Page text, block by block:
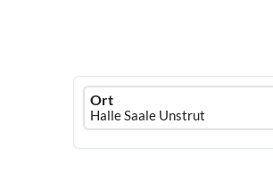
Ferienhausmiete
logo
Ort